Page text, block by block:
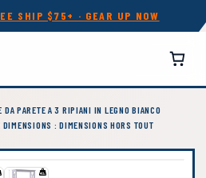
SHIP $75+ · GEAR UP NOW
DA PARETE A 3 RIPIANI IN LEGNO BIANCO
: DIMENSIONS HORS TOUT